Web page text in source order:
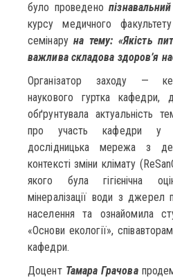
було проведено
курсу медичного
семінаруна тему: «Якість
важлива складова здоров’я
Організатор заходу —
наукового гуртка кафедри,
обґрунтувала актуальність
про участь кафедри у
дослідницька мережа з
контексті зміни клімату
якого була гігієнічна
мінералізації води з джерел
населення та ознайомила
«Основи екології»,
кафедри.
Доцент Тамара Грачова